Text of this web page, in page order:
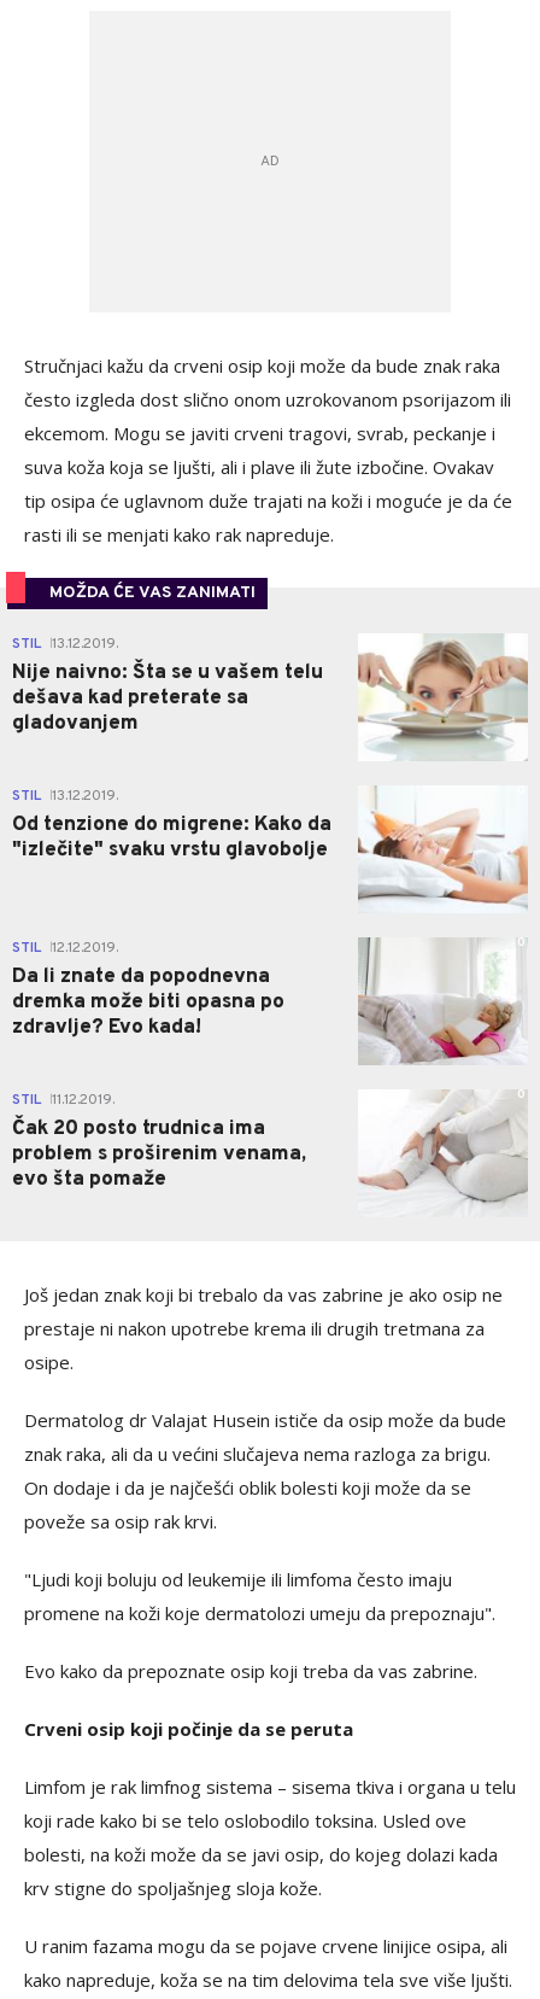
Stručnjaci kažu da crveni osip koji može da bude znak raka
često izgleda dost slično onom uzrokovanom psorijazom ili
ekcemom. Mogu se javiti crveni tragovi, svrab, peckanje i
suva koža koja se ljušti, ali i plave ili žute izbočine. Ovakav
tip osipa će uglavnom duže trajati na koži i moguće je da će
rasti ili se menjati kako rak napreduje.
MOŽDA ĆE VAS ZANIMATI
STIL 13.12.2019.
Nije naivno: Šta se u vašem telu
dešava kad preterate sa
gladovanjem
STIL 13.12.2019.
Od tenzione do migrene: Kako da
"izlečite" svaku vrstu glavobolje
STIL 12.12.2019.
Da li znate da popodnevna
dremka može biti opasna po
zdravlje? Evo kada!
0
STIL 11.12.2019.
Čak 20 posto trudnica ima
problem s proširenim venama,
evo šta pomaže
0
Još jedan znak koji bi trebalo da vas zabrine je ako osip ne
prestaje ni nakon upotrebe krema ili drugih tretmana za
osipe.
Dermatolog dr Valajat Husein ističe da osip može da bude
znak raka, ali da u većini slučajeva nema razloga za brigu.
On dodaje i da je najčešći oblik bolesti koji može da se
poveže sa osip rak krvi.
"Ljudi koji boluju od leukemije ili limfoma često imaju
promene na koži koje dermatolozi umeju da prepoznaju".
Evo kako da prepoznate osip koji treba da vas zabrine.
Crveni osip koji počinje da se peruta
Limfom je rak limfnog sistema – sisema tkiva i organa u telu
koji rade kako bi se telo oslobodilo toksina. Usled ove
bolesti, na koži može da se javi osip, do kojeg dolazi kada
krv stigne do spoljašnjeg sloja kože.
U ranim fazama mogu da se pojave crvene linijice osipa, ali
kako napreduje, koža se na tim delovima tela sve više ljušti.